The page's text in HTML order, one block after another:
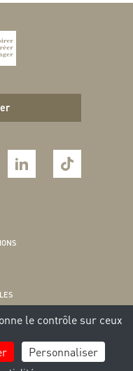
le contrôle sur ceux
Personnaliser